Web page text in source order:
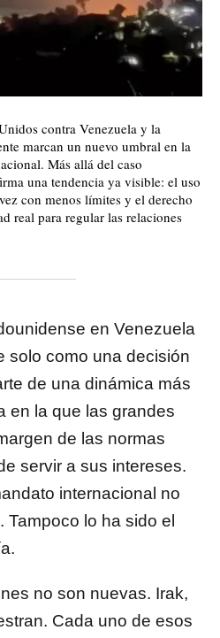
contra Venezuela y la
marcan un nuevo umbral en la
Más allá del caso
una tendencia ya visible: el uso
con menos límites y el derecho
real para regular las relaciones
en Venezuela
solo como una decisión
de una dinámica más
en la que las grandes
de las normas
servir a sus intereses.
internacional no
Tampoco lo ha sido el
no son nuevas. Irak,
Cada uno de esos